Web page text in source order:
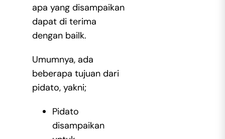
apa yang disampaikan
dapat di terima
dengan bailk.
Umumnya, ada
beberapa tujuan dari
pidato, yakni;
Pidato
disampaikan